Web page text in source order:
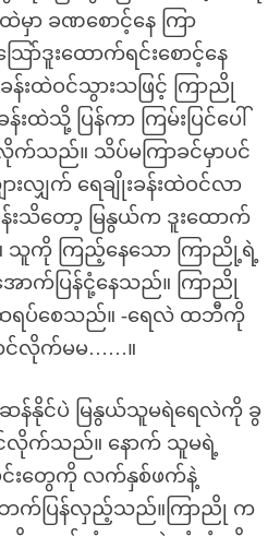
ထဲမှာ ခဏစောင့်နေ ကြာ
ဒူးထောက်ရင်းစောင့်နေ
ခန်းထဲဝင်သွားသဖြင့် ကြာညို
ထဲသို့ ပြန်ကာ ကြမ်းပြင်ပေါ်
လိုက်သည်။ သိပ်မကြာခင်မှာပင်
းလျှက် ရေချိုးခန်းထဲဝင်လာ
သိတော့ မြနွယ်က ဒူးထောက်
သူကို ကြည့်နေသော ကြာညို့ရဲ့
ောက်ပြန်ငုံ့နေသည်။ ကြာညို
ရပ်စေသည်။ -ရေလဲ ထဘီကို
တင်လိုက်မမ……။
န်နိုင်ပဲ မြနွယ်သူမရဲရေလဲကို ခွ
လိုက်သည်။ နောက် သူမရဲ့
းတွေကို လက်နှစ်ဖက်နဲ့
ဘက်ပြန်လှည့်သည်။ကြာညို က